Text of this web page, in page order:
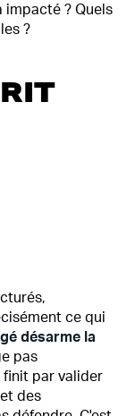
impacté ? Quels
?
ce qui
désarme la
pas
par valider
des